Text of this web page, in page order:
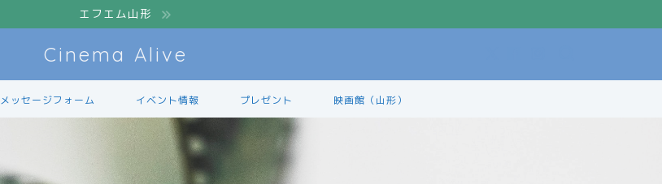
エフエム山形
Cinema Alive
メッセージフォーム イベント情報 プレゼント 映画館（山形）